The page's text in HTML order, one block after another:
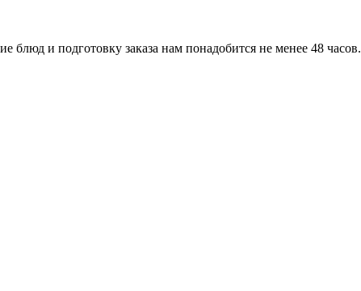
блюд и подготовку заказа нам понадобится не менее 48 часов.